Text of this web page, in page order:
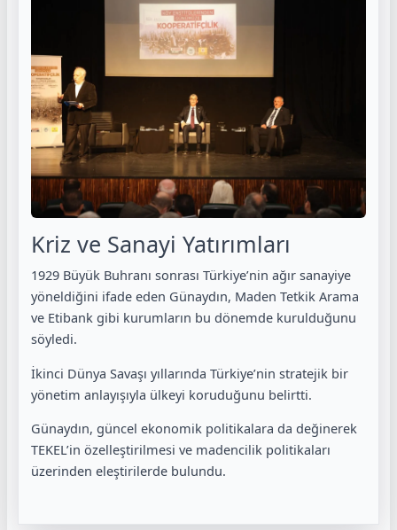
Kriz ve Sanayi Yatırımları
1929 Büyük Buhranı sonrası Türkiye’nin ağır sanayiye
yöneldiğini ifade eden Günaydın, Maden Tetkik Arama
ve Etibank gibi kurumların bu dönemde kurulduğunu
söyledi.
İkinci Dünya Savaşı yıllarında Türkiye’nin stratejik bir
yönetim anlayışıyla ülkeyi koruduğunu belirtti.
Günaydın, güncel ekonomik politikalara da değinerek
TEKEL’in özelleştirilmesi ve madencilik politikaları
üzerinden eleştirilerde bulundu.